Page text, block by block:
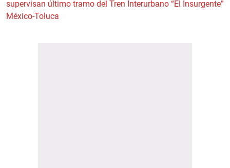
supervisan último tramo del Tren Interurbano “El Insurgente”
México-Toluca